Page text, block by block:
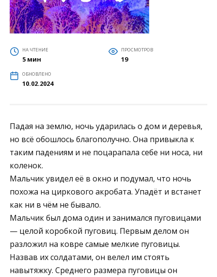
НА ЧТЕНИЕ
5 мин
ПРОСМОТРОВ
19
ОБНОВЛЕНО
10.02.2024
Падая на землю, ночь ударилась о дом и деревья,
но всё обошлось благополучно. Она привыкла к
таким падениям и не поцарапала себе ни носа, ни
коленок.
Мальчик увидел её в окно и подумал, что ночь
похожа на циркового акробата. Упадёт и встанет
как ни в чём не бывало.
Мальчик был дома один и занимался пуговицами
— целой коробкой пуговиц. Первым делом он
разложил на ковре самые мелкие пуговицы.
Назвав их солдата­ми, он велел им стоять
навытяжку. Среднего размера пуговицы он